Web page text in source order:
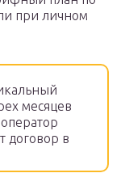
при личном
месяцев
договор в